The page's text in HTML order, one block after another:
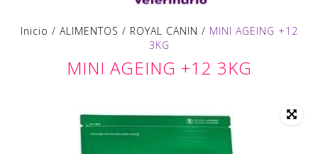
Inicio / ALIMENTOS / ROYAL CANIN / MINI AGEING +12
3KG
MINI AGEING +12 3KG